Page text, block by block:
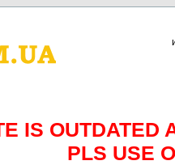
IS OUTDATED
PLS USE